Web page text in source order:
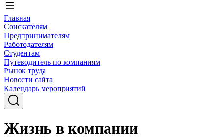
Главная
Соискателям
Предпринимателям
Работодателям
Студентам
Путеводитель по компаниям
Рынок труда
Новости сайта
Календарь мероприятий
Жизнь в компании